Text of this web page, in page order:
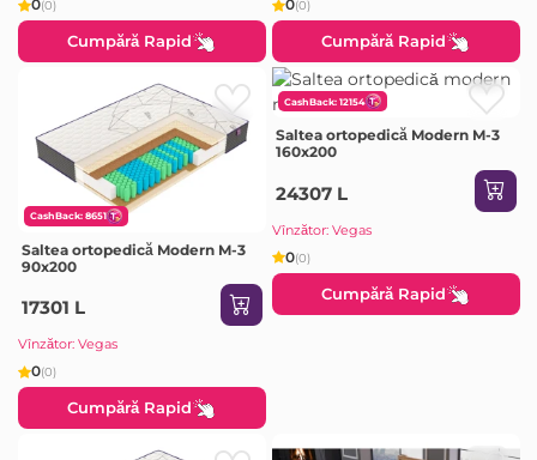
0(0)
Cumpără Rapid
0(0)
Cumpără Rapid
CashBack: 8651
Saltea ortopedică Modern M-3
90x200
17301 L
Vînzător: Vegas
0(0)
Cumpără Rapid
CashBack: 12154
Saltea ortopedică Modern M-3
160x200
24307 L
Vînzător: Vegas
0(0)
Cumpără Rapid